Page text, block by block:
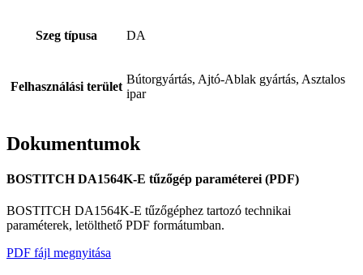
Szeg típusa DA
Felhasználási terület
Bútorgyártás, Ajtó-Ablak gyártás, Asztalos
ipar
Dokumentumok
BOSTITCH DA1564K-E tűzőgép paraméterei (PDF)
BOSTITCH DA1564K-E tűzőgéphez tartozó technikai
paraméterek, letölthető PDF formátumban.
PDF fájl megnyitása